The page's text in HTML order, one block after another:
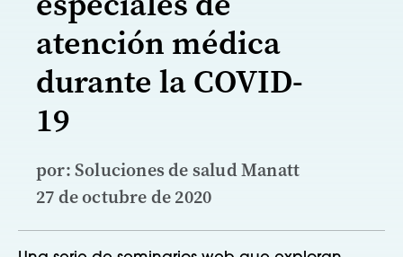
atención médica
durante la COVID-
19
por: Soluciones de salud Manatt
27 de octubre de 2020